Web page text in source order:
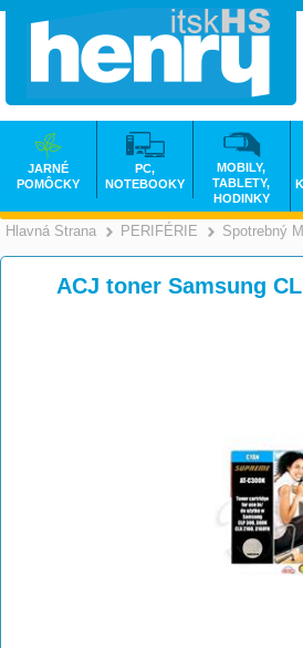
Hlavná Strana >
PERIFÉRIE Spotrebný
ACJ toner Samsung
JARNÉ
POMÔCKY
PC,
NOTEBOOKY
MOBILY,
TABLETY,
HODINKY